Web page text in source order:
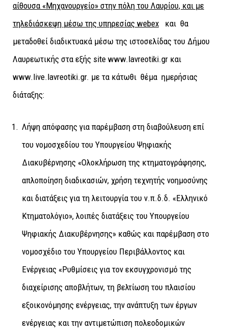
αίθουσα «Μηχανουργείο» στην πόλη του Λαυρίου, και με
τηλεδιάσκεψη μέσω της υπηρεσίας webex και θα
μεταδοθεί διαδικτυακά μέσω της ιστοσελίδας του Δήμου
Λαυρεωτικής στα εξής site www.lavreotiki.gr και
www.live.lavreotiki.gr. με τα κάτωθι θέμα ημερήσιας
διάταξης:
Λήψη απόφασης για παρέμβαση στη διαβούλευση επί
του νομοσχεδίου του Υπουργείου Ψηφιακής
Διακυβέρνησης «Ολοκλήρωση της κτηματογράφησης,
απλοποίηση διαδικασιών, χρήση τεχνητής νοημοσύνης
και διατάξεις για τη λειτουργία του ν.π.δ.δ. «Ελληνικό
Κτηματολόγιο», λοιπές διατάξεις του Υπουργείου
Ψηφιακής Διακυβέρνησης» καθώς και παρέμβαση στο
νομοσχέδιο του Υπουργείου Περιβάλλοντος και
Ενέργειας «Ρυθμίσεις για τον εκσυγχρονισμό της
διαχείρισης αποβλήτων, τη βελτίωση του πλαισίου
εξοικονόμησης ενέργειας, την ανάπτυξη των έργων
ενέργειας και την αντιμετώπιση πολεοδομικών